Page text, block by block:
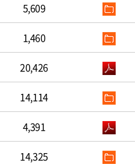
5,609
1,460
20,426
14,114
4,391
14,325